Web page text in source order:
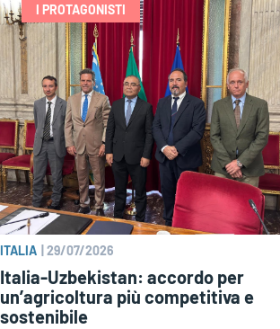
I PROTAGONISTI
ITALIA 29/07/2026
Italia-Uzbekistan: accordo per
un’agricoltura più competitiva e
sostenibile